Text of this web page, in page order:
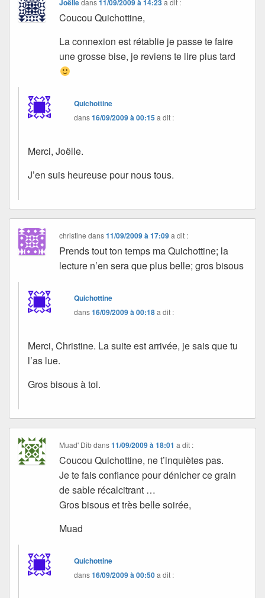
Joëlledans11/09/2009 à 14:23 a dit :
Coucou Quichottine,
La connexion est rétablie je passe te faire
une grosse bise, je reviens te lire plus tard
Quichottine
dans16/09/2009 à 00:15a dit :
Merci, Joëlle.
J’en suis heureuse pour nous tous.
christine dans11/09/2009 à 17:09 a dit :
Prends tout ton temps ma Quichottine; la
lecture n’en sera que plus belle; gros bisous
Quichottine
dans16/09/2009 à 00:18a dit :
Merci, Christine. La suite est arrivée, je sais que tu
l’as lue.
Gros bisous à toi.
Muad' Dibdans11/09/2009 à 18:01 a dit :
Coucou Quichottine, ne t’inquiètes pas.
Je te fais confiance pour dénicher ce grain
de sable récalcitrant …
Gros bisous et très belle soirée,
Muad
Quichottine
dans16/09/2009 à 00:50a dit :